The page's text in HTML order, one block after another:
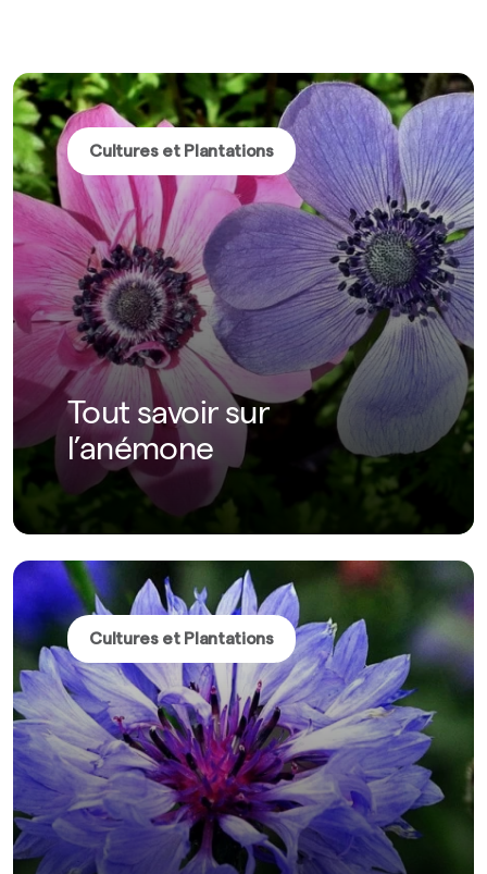
Cultures et Plantations
Tout savoir sur
l’anémone
Cultures et Plantations